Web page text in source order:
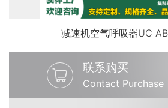
减速机空气呼吸器UC
联系购买
Contact Purchase